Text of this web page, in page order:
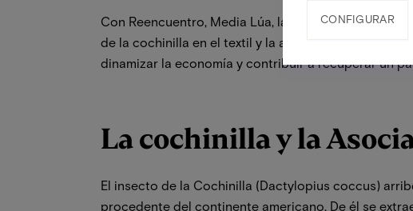
Con Reencuentro, Media Lúa, la Asociación Milana
de la cochinilla en el textil y la artesanía para
dinamizar la economía y contribuir a recuperar un
La cochinilla y la
El insecto de la Cochinilla (Dactylopius coccus)
procedente del continente americano. De él se
CONFIGURAR